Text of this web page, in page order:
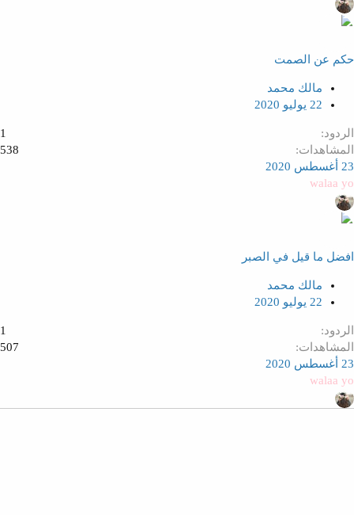
حكم عن الصمت
مالك محمد
22 يوليو 2020
الردود
1
المشاهدات
538
23 أغسطس 2020
walaa yo
افضل ما قيل في الصبر
مالك محمد
22 يوليو 2020
الردود
1
المشاهدات
507
23 أغسطس 2020
walaa yo